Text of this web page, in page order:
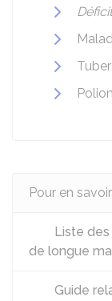
Pour en
Liste
de longue
Guide